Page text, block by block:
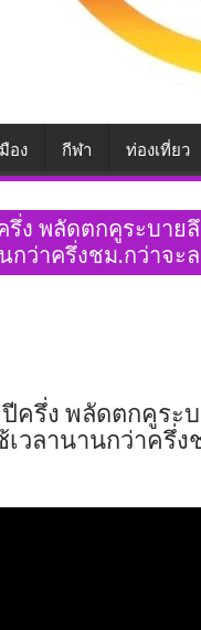
อง กีฬา ท่องเที่ยว
ง พลัดตกคูระบาย
กว่าครึ่งชม.กว่าจะ
ครึ่ง พลัดตกคูระ
วลานานกว่าครึ่ง